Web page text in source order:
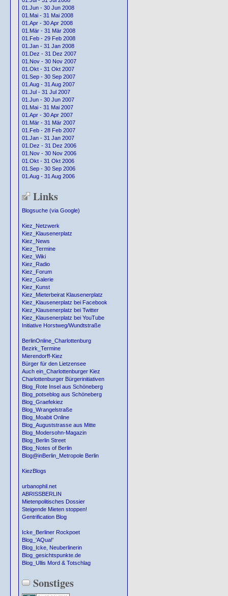
01.Jun - 30 Jun 2008
01.Mai - 31 Mai 2008
01.Apr - 30 Apr 2008
01.Mär - 31 Mär 2008
01.Feb - 29 Feb 2008
01.Jan - 31 Jan 2008
01.Dez - 31 Dez 2007
01.Nov - 30 Nov 2007
01.Okt - 31 Okt 2007
01.Sep - 30 Sep 2007
01.Aug - 31 Aug 2007
01.Jul - 31 Jul 2007
01.Jun - 30 Jun 2007
01.Mai - 31 Mai 2007
01.Apr - 30 Apr 2007
01.Mär - 31 Mär 2007
01.Feb - 28 Feb 2007
01.Jan - 31 Jan 2007
01.Dez - 31 Dez 2006
01.Nov - 30 Nov 2006
01.Okt - 31 Okt 2006
01.Sep - 30 Sep 2006
01.Aug - 31 Aug 2006
Links
Blogsuche (via Google)
Kiez_Netzwerk
Kiez_Klausenerplatz
Kiez_News
Kiez_Termine
Kiez_Wiki
Kiez_Radio
Kiez_Forum
Kiez_Galerie
Kiez_Kunst
Kiez_Mieterbeirat Klausenerplatz
Kiez_Klausenerplatz bei Facebook
Kiez_Klausenerplatz bei Twitter
Kiez_Klausenerplatz bei YouTube
Initiative Horstweg/Wundtstraße
BerlinOnline_Charlottenburg
Bezirk_Termine
Mierendorff-Kiez
Bürger für den Lietzensee
Auch ein_Charlottenburger Kiez
Charlottenburger Bürgerinitiativen
Blog_Rote Insel aus Schöneberg
Blog_potseblog aus Schöneberg
Blog_Graefekiez
Blog_Wrangelstraße
Blog_Moabit Online
Blog_Auguststrasse aus Mitte
Blog_Modersohn-Magazin
Blog_Berlin Street
Blog_Notes of Berlin
Blog@inBerlin_Metropole Berlin
KiezBlogs
urbanophil.net
ABRISSBERLIN
Mietenpolitisches Dossier
Steigende Mieten stoppen!
Gentrification Blog
Icke_Berliner Rockpoet
Blog_'AQua!'
Blog_Icke, Neuberlinerin
Blog_gesichtspunkte.de
Blog_Ullis Mord & Totschlag
Sonstiges